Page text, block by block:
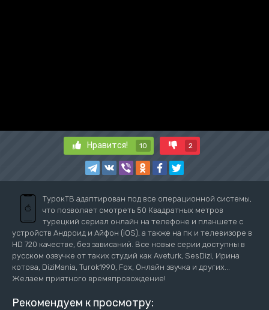
Нравится! 10 2
ТурокТВ адаптирован под все операционной системы,
что позволяет смотреть 50 Квадратных метров
турецкий сериал онлайн на телефоне и планшете с
устройств Андроид и Айфон (iOS), а также на пк и телевизоре в
HD 720 качестве, без зависаний. Все новые серии доступны в
русском озвучке от таких студий как Aveturk, SesDizi, Ирина
котова, DiziMania, Turok1990, Fox, Онлайн звучка и других...
Желаем приятного времяпровождение!
Рекомендуем к просмотру: